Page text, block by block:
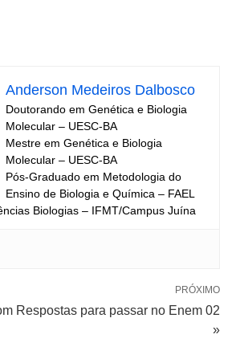
Anderson Medeiros Dalbosco
Doutorando em Genética e Biologia
Molecular – UESC-BA
Mestre em Genética e Biologia
Molecular – UESC-BA
Pós-Graduado em Metodologia do
Ensino de Biologia e Química – FAEL
Biologias – IFMT/Campus Juína
PRÓXIMO
Respostas para passar no Enem 02
»